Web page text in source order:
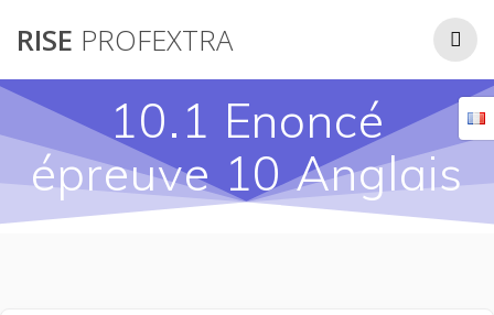
RISE PROFEXTRA
10.1 Enoncé
épreuve 10 Anglais